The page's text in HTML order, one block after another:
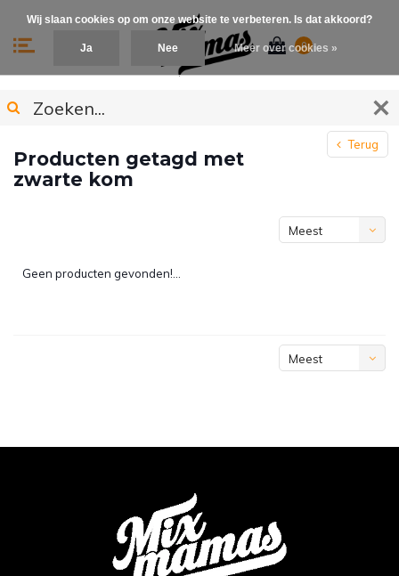
0
Terug
Producten getagd met
zwarte kom
Meest
Geen producten gevonden!...
Meest
Wij slaan cookies op om onze website te verbeteren. Is dat akkoord?
Ja Nee Meer over cookies »